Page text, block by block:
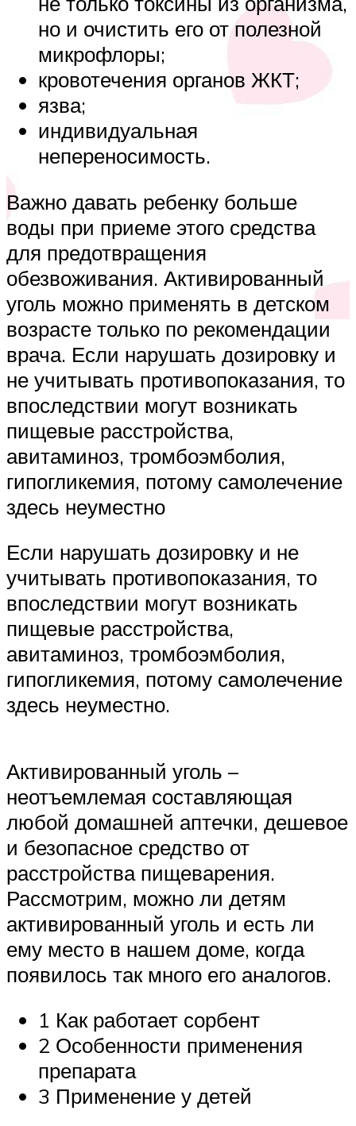
но и очистить его от полезной
микрофлоры;
кровотечения органов ЖКТ;
язва;
индивидуальная
непереносимость.
Важно давать ребенку больше
воды при приеме этого средства
для предотвращения
обезвоживания. Активированный
уголь можно применять в детском
возрасте только по рекомендации
врача. Если нарушать дозировку и
не учитывать противопоказания, то
впоследствии могут возникать
пищевые расстройства,
авитаминоз, тромбоэмболия,
гипогликемия, потому самолечение
здесь неуместно
Если нарушать дозировку и не
учитывать противопоказания, то
впоследствии могут возникать
пищевые расстройства,
авитаминоз, тромбоэмболия,
гипогликемия, потому самолечение
здесь неуместно.
Активированный уголь –
неотъемлемая составляющая
любой домашней аптечки, дешевое
и безопасное средство от
расстройства пищеварения.
Рассмотрим, можно ли детям
активированный уголь и есть ли
ему место в нашем доме, когда
появилось так много его аналогов.
1 Как работает сорбент
2 Особенности применения
препарата
3 Применение у детей